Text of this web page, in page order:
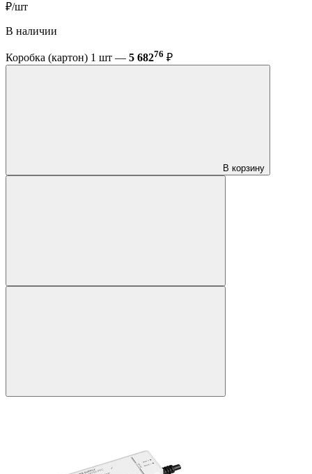
₽/шт
В наличии
Коробка (картон) 1 шт — 5 68276 ₽
В корзину